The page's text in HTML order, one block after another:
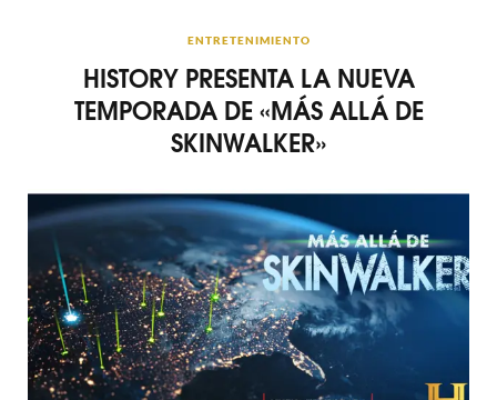
ENTRETENIMIENTO
HISTORY PRESENTA LA NUEVA
TEMPORADA DE «MÁS ALLÁ DE
SKINWALKER»